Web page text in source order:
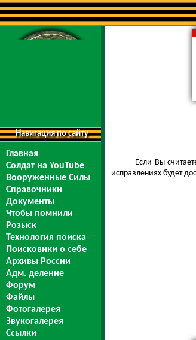
Навигация по сайту
Главная
Солдат на YouTube
Вооруженные Силы
Справочники
Документы
Чтобы помнили
Розыск
Технология поиска
Поисковики о себе
Архивы России
Адм. деление
Форум
Файлы
Фотогалерея
Звукогалерея
Ссылки
Если Вы
исправлениях будет